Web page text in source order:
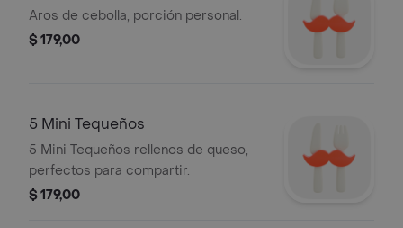
Aros de cebolla, porción personal.
$ 179,00
5 Mini Tequeños
5 Mini Tequeños rellenos de queso,
perfectos para compartir.
$ 179,00